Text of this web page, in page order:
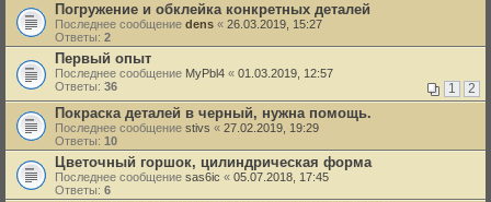
Погружение и обклейка конкретных деталей
Последнее сообщение dens « 26.03.2019, 15:27
Ответы: 2
Первый опыт
Последнее сообщение MyPbl4 « 01.03.2019, 12:57
Ответы: 36 1 2
Покраска деталей в черный, нужна помощь.
Последнее сообщение stivs « 27.02.2019, 19:29
Ответы: 10
Цветочный горшок, цилиндрическая форма
Последнее сообщение sas6ic « 05.07.2018, 17:45
Ответы: 6